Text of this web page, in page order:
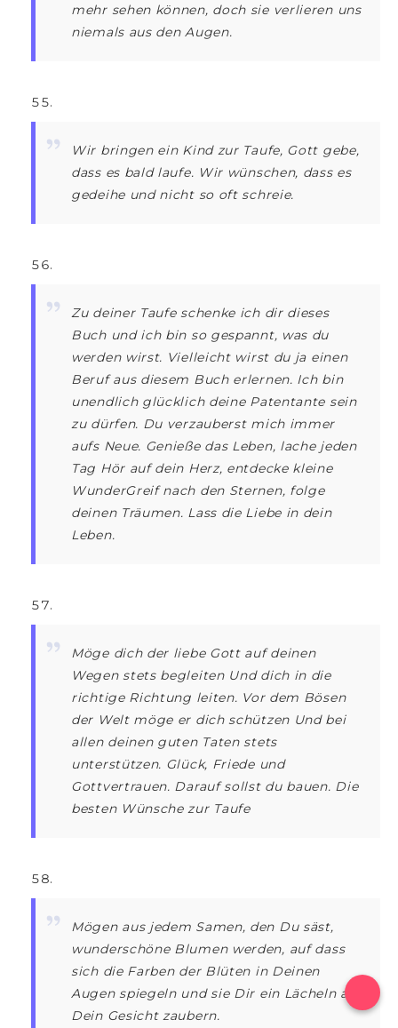
mehr sehen können, doch sie verlieren uns
niemals aus den Augen.
Wir bringen ein Kind zur Taufe, Gott gebe,
dass es bald laufe. Wir wünschen, dass es
gedeihe und nicht so oft schreie.
Zu deiner Taufe schenke ich dir dieses
Buch und ich bin so gespannt, was du
werden wirst. Vielleicht wirst du ja einen
Beruf aus diesem Buch erlernen. Ich bin
unendlich glücklich deine Patentante sein
zu dürfen. Du verzauberst mich immer
aufs Neue. Genieße das Leben, lache jeden
Tag Hör auf dein Herz, entdecke kleine
WunderGreif nach den Sternen, folge
deinen Träumen. Lass die Liebe in dein
Leben.
Möge dich der liebe Gott auf deinen
Wegen stets begleiten Und dich in die
richtige Richtung leiten. Vor dem Bösen
der Welt möge er dich schützen Und bei
allen deinen guten Taten stets
unterstützen. Glück, Friede und
Gottvertrauen. Darauf sollst du bauen. Die
besten Wünsche zur Taufe
Mögen aus jedem Samen, den Du säst,
wunderschöne Blumen werden, auf dass
sich die Farben der Blüten in Deinen
Augen spiegeln und sie Dir ein Lächeln auf
Dein Gesicht zaubern.